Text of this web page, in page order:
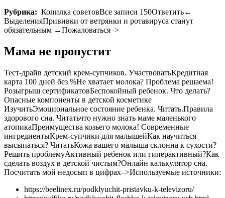
Рубрика: Копилка советовВсе записи 150Ответить←
ВыделенияПрививки от ветрянки и ротавируса станут
обязательным →Пожаловаться–>
Мама не пропустит
Тест-драйв детский крем-супчиков. УчаствоватьКредитная
карта 100 дней без %Не хватает молока? Проблема решаема!
Розыгрыш сертификатовБеспокойный ребенок. Что делать?
Опасные компоненты в детской косметике
ИзучитьЭмоциональное состояние ребенка. Читать.Правила
здорового сна. Читатьчто нужно знать маме маленького
атопикаПреимущества козьего молока! Современные
ингредиентыКрем-супчики для малышейКак научиться
высыпаться? ЧитатьКожа вашего малыша склонна к сухости?
Решить проблемуАктивный ребенок или гиперактивный?Как
сделать воздух в детской чистым?Онлайн калькулятор сна.
Посчитать мой недосып в цифрах–>Используемые источники:
https://beelinex.ru/podklyuchit-pristavku-k-televizoru/